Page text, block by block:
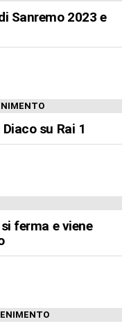
Sanremo 2023 e
su Rai 1
ferma e viene